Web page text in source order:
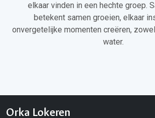
elkaar vinden in een hechte groep.
betekent samen groeien, elkaar
onvergetelijke momenten creëren,
water.
Orka Lokeren